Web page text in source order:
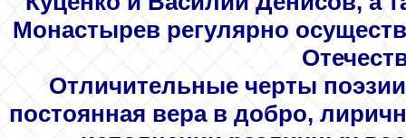
Монастырев регулярно
Отличительные черты
постоянная вера в добро,